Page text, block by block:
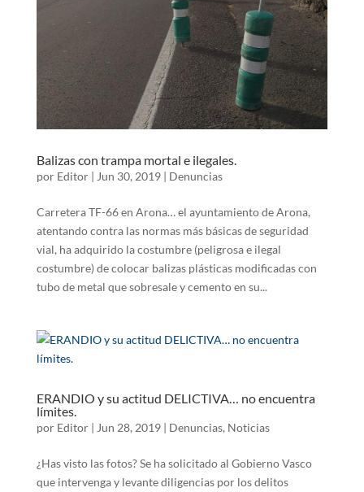
Balizas con trampa mortal e ilegales.
por Editor| Jun 30, 2019| Denuncias
Carretera TF-66 en Arona… el ayuntamiento de Arona,
atentando contra las normas más básicas de seguridad
vial, ha adquirido la costumbre (peligrosa e ilegal
costumbre) de colocar balizas plásticas modificadas con
tubo de metal que sobresale y cemento en su...
ERANDIO y su actitud DELICTIVA… no encuentra
límites.
por Editor| Jun 28, 2019| Denuncias, Noticias
¿Has visto las fotos? Se ha solicitado al Gobierno Vasco
que intervenga y levante diligencias por los delitos